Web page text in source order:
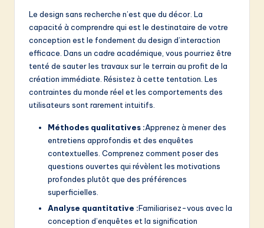
ti
o
Le design sans recherche n’est que du décor. La
capacité à comprendre qui est le destinataire de votre
conception est le fondement du design d’interaction
efficace. Dans un cadre académique, vous pourriez être
tenté de sauter les travaux sur le terrain au profit de la
création immédiate. Résistez à cette tentation. Les
contraintes du monde réel et les comportements des
utilisateurs sont rarement intuitifs.
Méthodes qualitatives :Apprenez à mener des
entretiens approfondis et des enquêtes
contextuelles. Comprenez comment poser des
questions ouvertes qui révèlent les motivations
profondes plutôt que des préférences
superficielles.
Analyse quantitative :Familiarisez-vous avec la
conception d’enquêtes et la signification